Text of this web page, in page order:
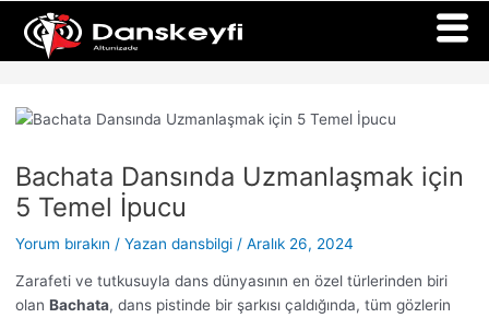
atla
Bachata Dansında Uzmanlaşmak için
5 Temel İpucu
Yorum bırakın / Yazan dansbilgi / Aralık 26, 2024
Zarafeti ve tutkusuyla dans dünyasının en özel türlerinden biri
olan Bachata, dans pistinde bir şarkısı çaldığında, tüm gözlerin
dolaşımı